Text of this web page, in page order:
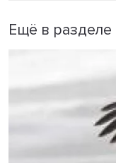
Ещё в разделе